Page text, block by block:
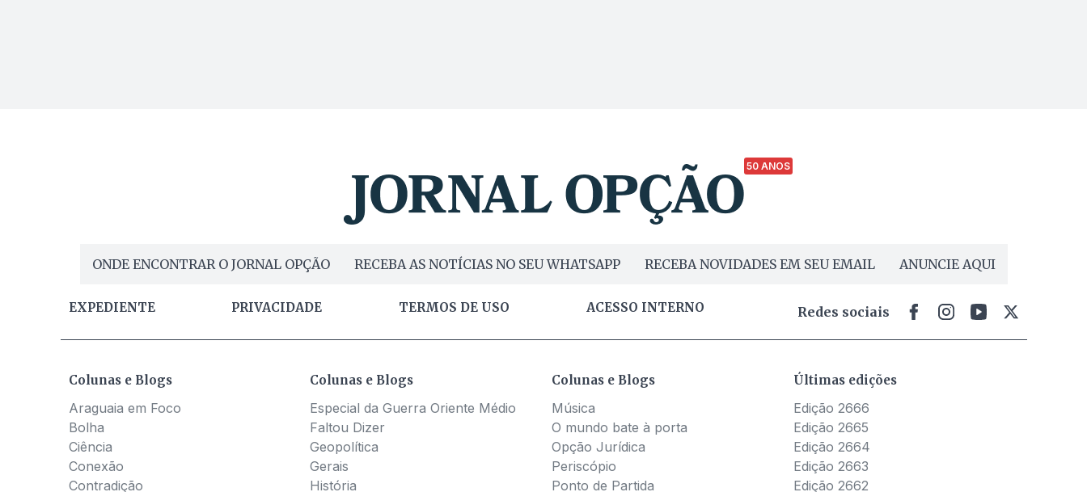
50 ANOS
ONDE ENCONTRAR O JORNAL OPÇÃO RECEBA AS NOTÍCIAS NO SEU WHATSAPP RECEBA NOVIDADES EM SEU EMAIL ANUNCIE AQUI
EXPEDIENTE PRIVACIDADE TERMOS DE USO ACESSO INTERNO Redes sociais
Colunas e Blogs
Araguaia em Foco
Bolha
Ciência
Conexão
Contradição
Colunas e Blogs
Especial da Guerra Oriente Médio
Faltou Dizer
Geopolítica
Gerais
História
Colunas e Blogs
Música
O mundo bate à porta
Opção Jurídica
Periscópio
Ponto de Partida
Últimas edições
Edição 2666
Edição 2665
Edição 2664
Edição 2663
Edição 2662